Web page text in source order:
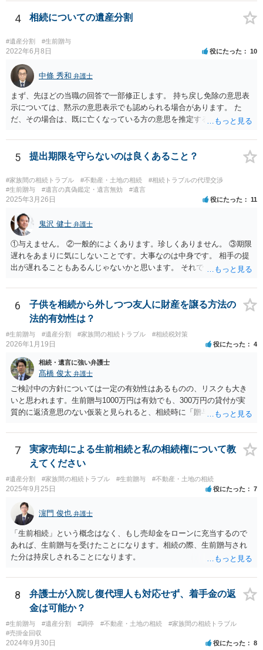
わなければ、遺産分割調停を申し立てて進めるのがベターのような気
がしますね。
4 相続についての遺産分割
#遺産分割 #生前贈与
2022年6月8日 役にたった 10
中條 秀和 弁護士
まず、先ほどの当職の回答で一部修正します。 持ち戻し免除の意思表
示については、黙示の意思表示でも認められる場合があります。 た
だ、その場合は、既に亡くなっている方の意思を推定することになり
持ち戻し免除の意思表示は書面で明確にしておいていただくべきとい
う結論は変わりません。 誤解を与えるような回答でした。失礼しまし
た。 文言については、「〇〇に対する生前贈与による特別受益の持ち
戻しをすべて免除する」というのがオーソドックスなものですが、ご
心配ならば、弁護士のところに行って、特別受益となりそうな贈与に
ついて説明した上で、適切な文言についてご相談してみてはいかがで
しょうか。
5 提出期限を守らないのは良くあること？
#家族間の相続トラブル #不動産・土地の相続
#相続トラブルの代理交渉
#生前贈与
#遺言の真偽鑑定・遺言無効 #遺言
2025年3月26日 役にたった 11
鬼沢 健士 弁護士
①与えません。 ②一般的によくあります。珍しくありません。 ③期限
遅れをあまりに気にしないことです。大事なのは中身です。 相手の提
出が遅れることもあるんじゃないかと思います。 それでもあなた有利
6
子供を相続から外しつつ友人に財産を譲る方法の
法的有効性は？
#生前贈与 #遺産分割 #家族間の相続トラブル #相続税対策
2026年1月19日 役にたった 4
相続・遺言に強い弁護士
髙橋 俊太 弁護士
ご検討中の方針については一定の有効性はあるものの、リスクも大き
いと思われます。生前贈与1000万円は有効でも、300万円の貸付が実
質的に返済意思のない仮装と見られると、相続時に「贈与」と評価さ
法として考えられるものとしては、 ①信託（家族信託・目的信託） 財
産を信託口に移し、受託者（信頼できる友人や専門職）に管理させ、
・生存中はあなたの生活費・介護費に優先充当 ・残余を友人や慈善団
体へ と使途を厳格に指定。相続ではなく信託帰属になるため、子の関
与を大きく排除できます。 ②遺言＋生命保険の組合せ 生活資金は手元
に残し、余剰資金で受取人を友人・団体にした保険を活用。保険金は
相続財産とは別枠で、遺留分対策にも有効と思われます。 ③負担付死
因贈与 「介護・見守り等を条件に、死亡時に財産を渡す」契約。条件
不履行なら無効にでき、老後の安心を担保できます。 ④ 寄附予約＋解
除条件 慈善団体への寄附を予約しつつ、資金不足時は解除できる条項
を設定。 などがあり得るかと思われます。
7
実家売却による生前相続と私の相続権について教
えてください
#遺産分割 #家族間の相続トラブル #生前贈与 #不動産・土地の相続
2025年9月25日 役にたった 7
濵門 俊也 弁護士
「生前相続」という概念はなく、もし売却金をローンに充当するので
あれば、生前贈与を受けたことになります。相続の際、生前贈与され
た分は持戻しされることになります。
8
弁護士が入院し復代理人も対応せず、着手金の返
金は可能か？
#生前贈与 #遺産分割 #調停 #不動産・土地の相続
#家族間の相続トラブル
#売掛金回収
2024年9月30日 役にたった 8